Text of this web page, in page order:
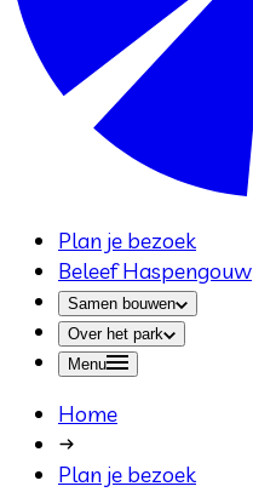
Plan je bezoek
Beleef Haspengouw
Samen bouwen
Over het park
Menu
Home
Plan je bezoek